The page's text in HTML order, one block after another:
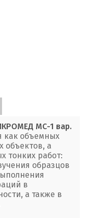
МС-1 вар.
как объемных
объектов, а
тонких работ:
образцов
в
а также в